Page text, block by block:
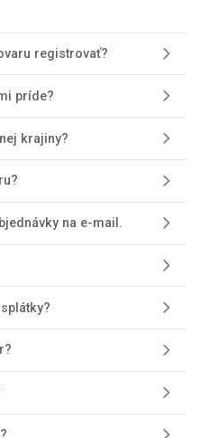
registrovať?
príde?
krajiny?
na e-mail.